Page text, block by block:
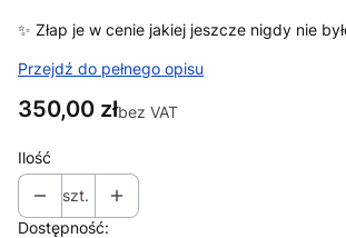
✨ Złap je w cenie jakiej jeszcze nigdy nie
Przejdź do pełnego opisu
Cena
350,00 złbez VAT
Ilość
szt.
Dostępność: